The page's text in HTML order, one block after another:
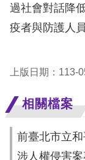
語
言
回
首
頁
過社會對話降
疫者與防護人
上版日期：113-
相關檔案
前臺北市立
涉人權侵害